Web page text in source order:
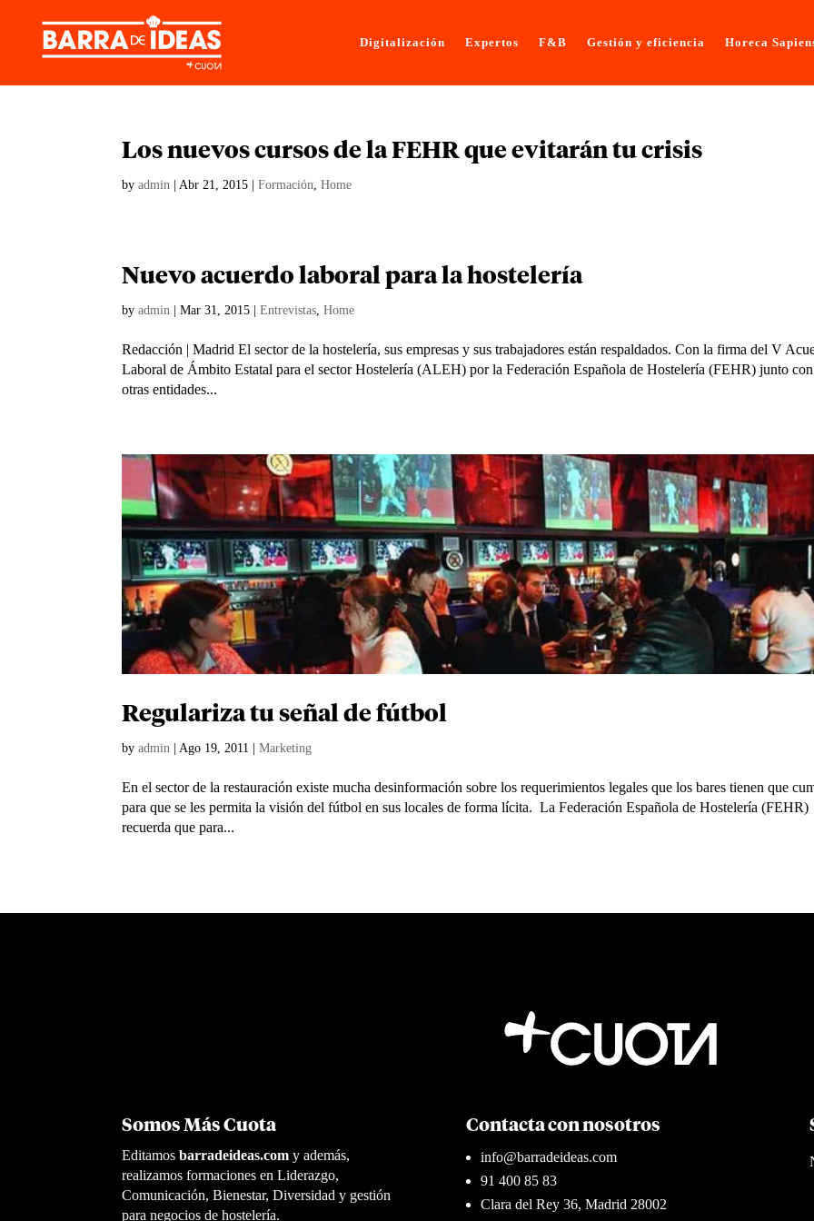
Digitalización Expertos F&B Gestión y eficiencia Horeca
Los nuevos cursos de la FEHR que evitarán tu crisis
byadmin |Abr 21, 2015 |Formación,Home
Nuevo acuerdo laboral para la hostelería
byadmin |Mar 31, 2015 |Entrevistas,Home
Redacción | Madrid El sector de la hostelería, sus empresas y sus trabajadores están respaldados. Con la firma del V
Laboral de Ámbito Estatal para el sector Hostelería (ALEH) por la Federación Española de Hostelería (FEHR) junto con
otras entidades...
Regulariza tu señal de fútbol
byadmin Ago 19, 2011 |Marketing
En el sector de la restauración existe mucha desinformación sobre los requerimientos legales que los bares tienen que
para que se les permita la visión del fútbol en sus locales de forma lícita. La Federación Española de Hostelería (FEHR)
recuerda que para...
Somos Más Cuota
Editamos barradeideas.comy además,
realizamos formaciones en Liderazgo,
Comunicación, Bienestar, Diversidad y gestión
para negocios de hostelería.
Contacta con nosotros
info@barradeideas.com
91 400 85 83
Clara del Rey 36, Madrid 28002